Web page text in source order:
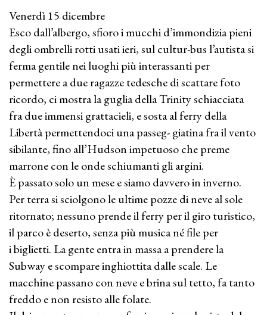
Venerdì 15 dicembre
Esco dall’albergo, sfioro i mucchi d’immondizia pieni
degli ombrelli rotti usati ieri, sul cultur-bus l’autista si
ferma gentile nei luoghi più interassanti per
permettere a due ragazze tedesche di scattare foto
ricordo, ci mostra la guglia della Trinity schiacciata
fra due immensi grattacieli, e sosta al ferry della
Libertà permettendoci una passeg- giatina fra il vento
sibilante, fino all’Hudson impetuoso che preme
marrone con le onde schiumanti gli argini.
È passato solo un mese e siamo davvero in inverno.
Per terra si sciolgono le ultime pozze di neve al sole
ritornato; nessuno prende il ferry per il giro turistico,
il parco è deserto, senza più musica né file per
i biglietti. La gente entra in massa a prendere la
Subway e scompare inghiottita dalle scale. Le
macchine passano con neve e brina sul tetto, fa tanto
freddo e non resisto alle folate.